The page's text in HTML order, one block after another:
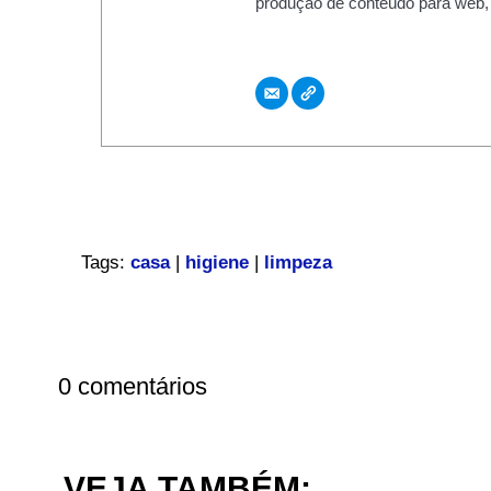
Tags: casa| higiene| limpeza
0 comentários